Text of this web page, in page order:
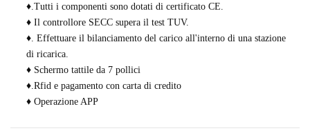
♦.Tutti i componenti sono dotati di certificato CE.
♦ Il controllore SECC supera il test TUV.
♦. Effettuare il bilanciamento del carico all'interno di una stazione
di ricarica.
♦ Schermo tattile da 7 pollici
♦.Rfid e pagamento con carta di credito
♦ Operazione APP